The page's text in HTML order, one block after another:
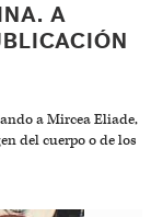
A
a Mircea Eliade,
del cuerpo o de los